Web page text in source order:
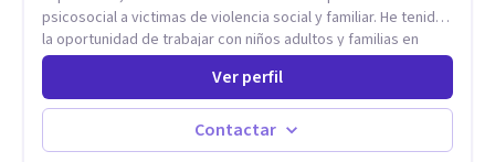
psicosocial a victimas de violencia social y familiar. He tenido
la oportunidad de trabajar con niños adultos y familias en
todos los espacios y esto me ha dado un una variedad de
aprendizajes que ahora pongo a tu disposicion. En la
actualidad puedo atenderte de manera presencial y/o virtual,
de lunes a sabado. el costo de cada sesión lo acordamos en
el primer contacto
Ver perfil
Contactar